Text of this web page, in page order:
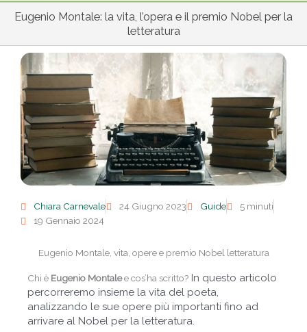
Eugenio Montale: la vita, l’opera e il premio Nobel per la
letteratura
Chiara Carnevale 24 Giugno 2023 Guide
5 minuti
19 Gennaio 2024
Eugenio Montale, vita, opere e premio Nobel letteratura
Chi è Eugenio Montalee cos’ha scritto? In questo articolo
percorreremo insieme la vita del poeta,
analizzando le sue opere più importanti fino ad
arrivare al Nobel per la letteratura.